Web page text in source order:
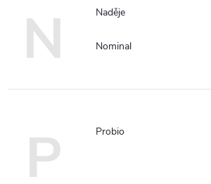
N Naděje
Nominal
P Probio